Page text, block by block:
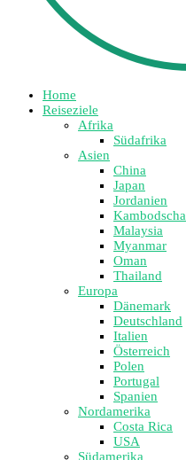
Home
Reiseziele
Afrika
Südafrika
Asien
China
Japan
Jordanien
Kambodscha
Malaysia
Myanmar
Oman
Thailand
Europa
Dänemark
Deutschland
Italien
Österreich
Polen
Portugal
Spanien
Nordamerika
Costa Rica
USA
Südamerika